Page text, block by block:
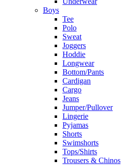
Boys
Tee
Polo
Sweat
Joggers
Hoddie
Longwear
Bottom/Pants
Cardigan
Cargo
Jeans
Jumper/Pullover
Lingerie
Pyjamas
Shorts
Swimshorts
Tops/Shirts
Trousers & Chinos